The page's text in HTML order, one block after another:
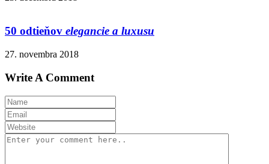
50 odtieňov elegancie a luxusu
27. novembra 2018
Write A Comment